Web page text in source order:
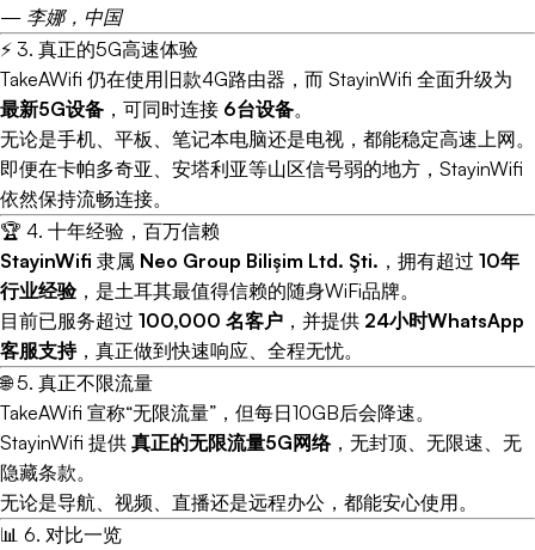
— 李娜，中国
⚡ 3. 真正的5G高速体验
TakeAWifi 仍在使用旧款4G路由器，而 StayinWifi 全面升级为
最新5G设备 ，可同时连接 6台设备。
无论是手机、平板、笔记本电脑还是电视，都能稳定高速上网。
即便在卡帕多奇亚、安塔利亚等山区信号弱的地方，StayinWifi
依然保持流畅连接。
🏆 4. 十年经验，百万信赖
StayinWifi 隶属 Neo Group Bilişim Ltd. Şti. ，拥有超过 10年
行业经验，是土耳其最值得信赖的随身WiFi品牌。
目前已服务超过 100,000 名客户 ，并提供 24小时WhatsApp
客服支持，真正做到快速响应、全程无忧。
🌐 5. 真正不限流量
TakeAWifi 宣称“无限流量”，但每日10GB后会降速。
StayinWifi 提供 真正的无限流量5G网络，无封顶、无限速、无
隐藏条款。
无论是导航、视频、直播还是远程办公，都能安心使用。
📊 6. 对比一览